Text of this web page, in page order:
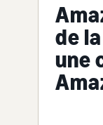
de
une